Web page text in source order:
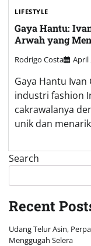
LIFESTYLE
Gaya Hantu:
Arwah yang
Rodrigo Costa April
Gaya Hantu
industri fashion
cakrawalanya
unik dan
Search
Recent
Udang Telur Asin,
Menggugah Selera